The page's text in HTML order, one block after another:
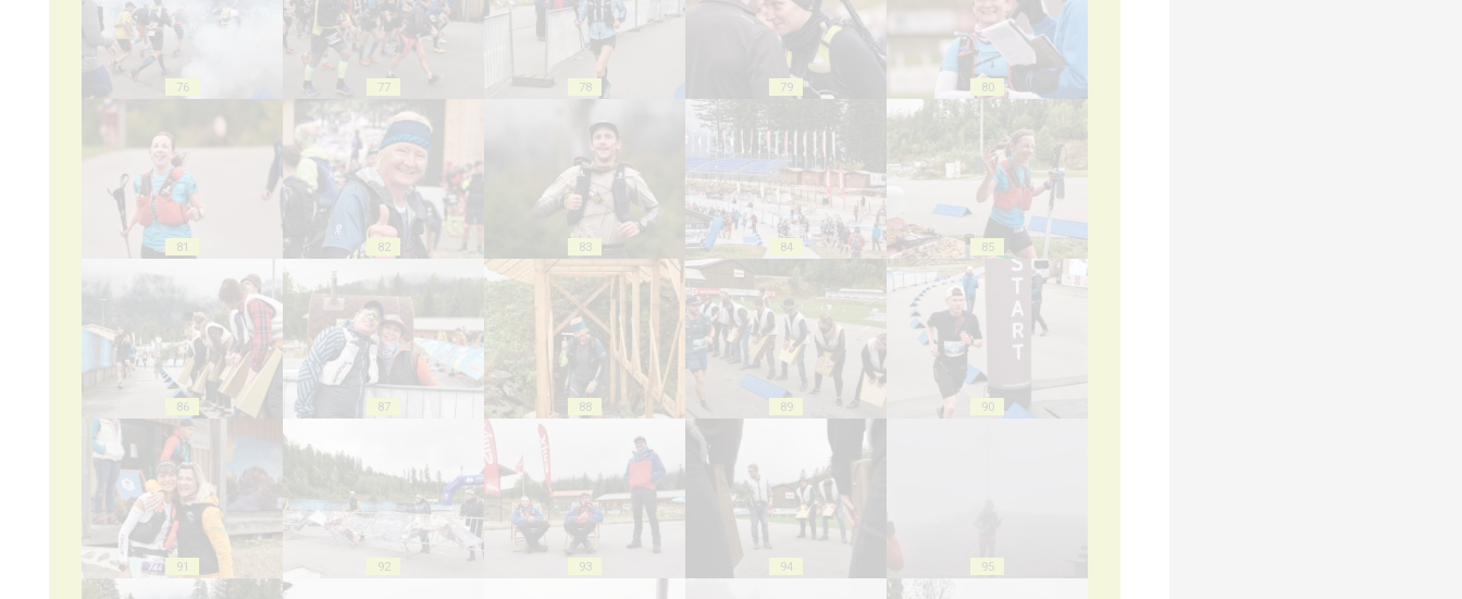
76 77 78 79 80
81 82 83 84 85
86 87 88 89 90
91 92 93 94 95